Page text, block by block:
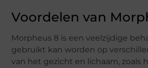
Voordelen van
Morpheus 8 is een veelzijdige
gebruikt kan worden op
van het gezicht en lichaam, zoals